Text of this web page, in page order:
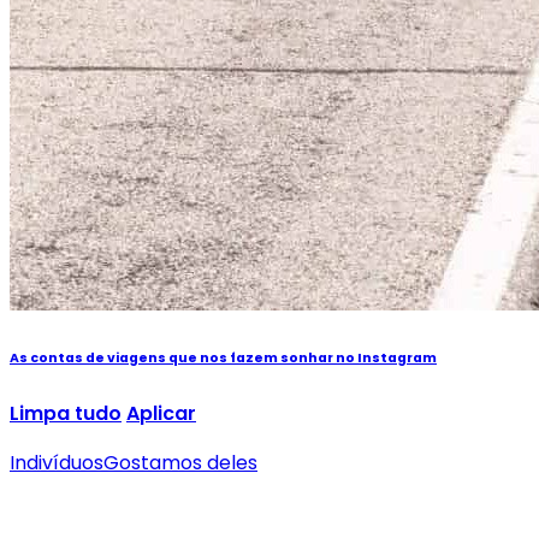
As contas de viagens que nos fazem sonhar no Instagram
Limpa tudo Aplicar
IndivíduosGostamos deles